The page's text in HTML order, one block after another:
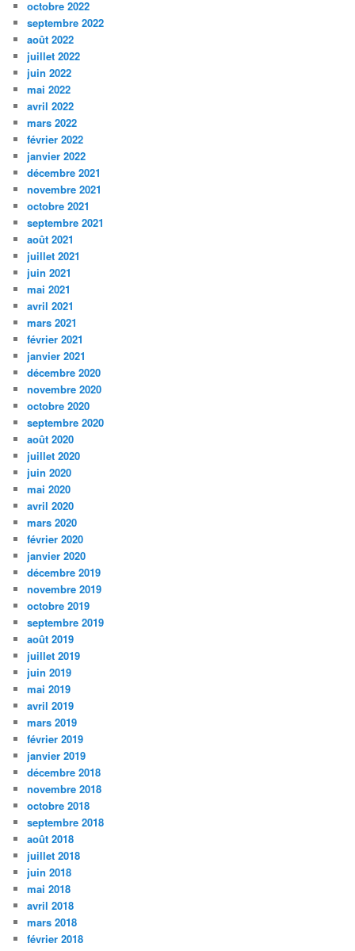
octobre 2022
septembre 2022
août 2022
juillet 2022
juin 2022
mai 2022
avril 2022
mars 2022
février 2022
janvier 2022
décembre 2021
novembre 2021
octobre 2021
septembre 2021
août 2021
juillet 2021
juin 2021
mai 2021
avril 2021
mars 2021
février 2021
janvier 2021
décembre 2020
novembre 2020
octobre 2020
septembre 2020
août 2020
juillet 2020
juin 2020
mai 2020
avril 2020
mars 2020
février 2020
janvier 2020
décembre 2019
novembre 2019
octobre 2019
septembre 2019
août 2019
juillet 2019
juin 2019
mai 2019
avril 2019
mars 2019
février 2019
janvier 2019
décembre 2018
novembre 2018
octobre 2018
septembre 2018
août 2018
juillet 2018
juin 2018
mai 2018
avril 2018
mars 2018
février 2018